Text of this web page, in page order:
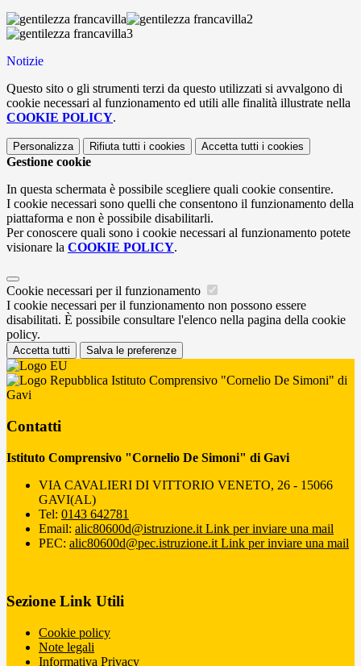
Notizie
Questo sito o gli strumenti terzi da questo utilizzati si avvalgono di
cookie necessari al funzionamento ed utili alle finalità illustrate nella
COOKIE POLICY.
Personalizza Rifiuta tutti i cookies Accetta tutti i cookies
Gestione cookie
In questa schermata è possibile scegliere quali cookie consentire.
I cookie necessari sono quelli che consentono il funzionamento della
piattaforma e non è possibile disabilitarli.
Per conoscere quali sono i cookie necessari al funzionamento potete
visionare la COOKIE POLICY.
Cookie necessari per il funzionamento
I cookie necessari per il funzionamento non possono essere
disabilitati. È possibile consultare l'elenco nella pagina della cookie
policy.
Accetta tutti Salva le preferenze
Istituto Comprensivo "Cornelio De Simoni" di
Gavi
Contatti
Istituto Comprensivo "Cornelio De Simoni" di Gavi
VIA CAVALIERI DI VITTORIO VENETO, 26 - 15066
GAVI(AL)
Tel: 0143 642781
Email: alic80600d@istruzione.it Link per inviare una mail
PEC: alic80600d@pec.istruzione.it Link per inviare una mail
Sezione Link Utili
Cookie policy
Note legali
Informativa Privacy